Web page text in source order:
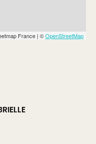
France | ©OpenStreetMap